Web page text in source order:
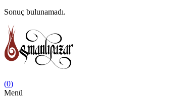
Sonuç bulunamadı.
(0)
Menü